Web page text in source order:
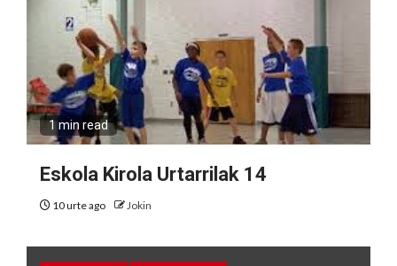
1 min read
Eskola Kirola Urtarrilak 14
10 urte ago Jokin